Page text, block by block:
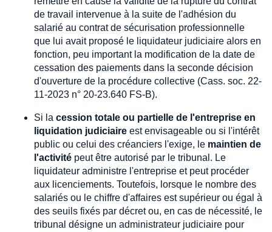
de travail intervenue à la suite de l'adhésion du
salarié au contrat de sécurisation professionnelle
que lui avait proposé le liquidateur judiciaire alors en
fonction, peu important la modification de la date de
cessation des paiements dans la seconde décision
d'ouverture de la procédure collective (Cass. soc. 22-
11-2023 n° 20-23.640 FS-B).
Si la cession totale ou partielle de l'entreprise en
liquidation judiciaire est envisageable ou si l'intérêt
public ou celui des créanciers l'exige, le maintien de
l'activité peut être autorisé par le tribunal. Le
liquidateur administre l'entreprise et peut procéder
aux licenciements. Toutefois, lorsque le nombre des
salariés ou le chiffre d'affaires est supérieur ou égal à
des seuils fixés par décret ou, en cas de nécessité, le
tribunal désigne un administrateur judiciaire pour